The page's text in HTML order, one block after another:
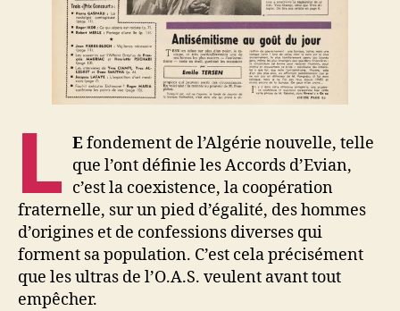
L Efondement de l’Algérie nouvelle, telle
que l’ont définie les Accords d’Evian,
c’est la coexistence, la coopération
fraternelle, sur un pied d’égalité, des hommes
d’origines et de confessions diverses qui
forment sa population. C’est cela précisément
que les ultras de l’O.A.S. veulent avant tout
empêcher.